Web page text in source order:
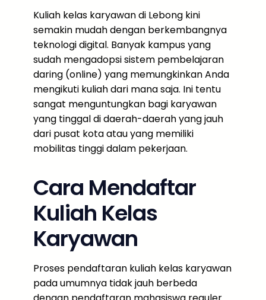
Kuliah kelas karyawan di Lebong kini
semakin mudah dengan berkembangnya
teknologi digital. Banyak kampus yang
sudah mengadopsi sistem pembelajaran
daring (online) yang memungkinkan Anda
mengikuti kuliah dari mana saja. Ini tentu
sangat menguntungkan bagi karyawan
yang tinggal di daerah-daerah yang jauh
dari pusat kota atau yang memiliki
mobilitas tinggi dalam pekerjaan.
Cara Mendaftar
Kuliah Kelas
Karyawan
Proses pendaftaran kuliah kelas karyawan
pada umumnya tidak jauh berbeda